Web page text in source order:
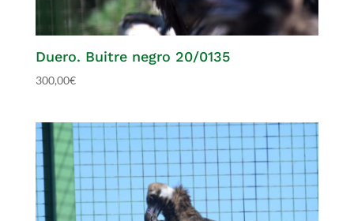
Duero. Buitre negro 20/0135
300,00€